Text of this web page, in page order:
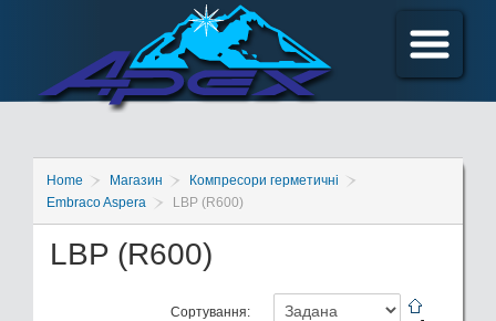
Home Магазин
Компресори герметичні
Embraco Aspera
LBP (R600)
LBP (R600)
Сортування: